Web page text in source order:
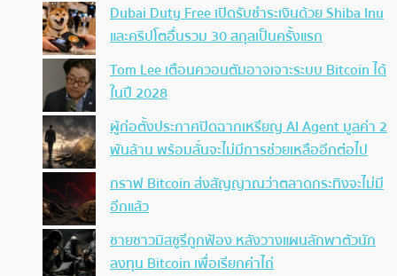
Dubai Duty Free เปิดรับชำระเงินด้วย Shiba Inu
และคริปโตอื่นรวม 30 สกุลเป็นครั้งแรก
Tom Lee เตือนควอนตัมอาจเจาะระบบ Bitcoin ได้
ในปี 2028
ผู้ก่อตั้งประกาศปิดฉากเหรียญ AI Agent มูลค่า 2
พันล้าน พร้อมลั่นจะไม่มีการช่วยเหลืออีกต่อไป
กราฟ Bitcoin ส่งสัญญาณว่าตลาดกระทิงจะไม่มี
อีกแล้ว
ชายชาวมิสซูรีถูกฟ้อง หลังวางแผนลักพาตัวนัก
ลงทุน Bitcoin เพื่อเรียกค่าไถ่